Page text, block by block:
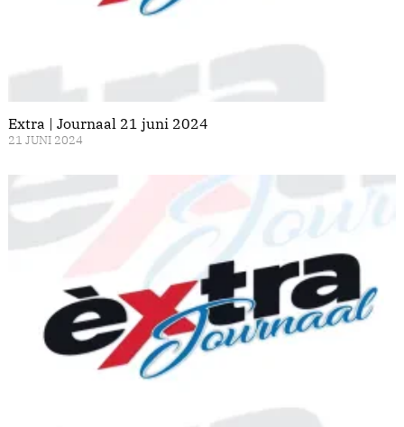
Extra | Journaal 21 juni 2024
21 JUNI 2024